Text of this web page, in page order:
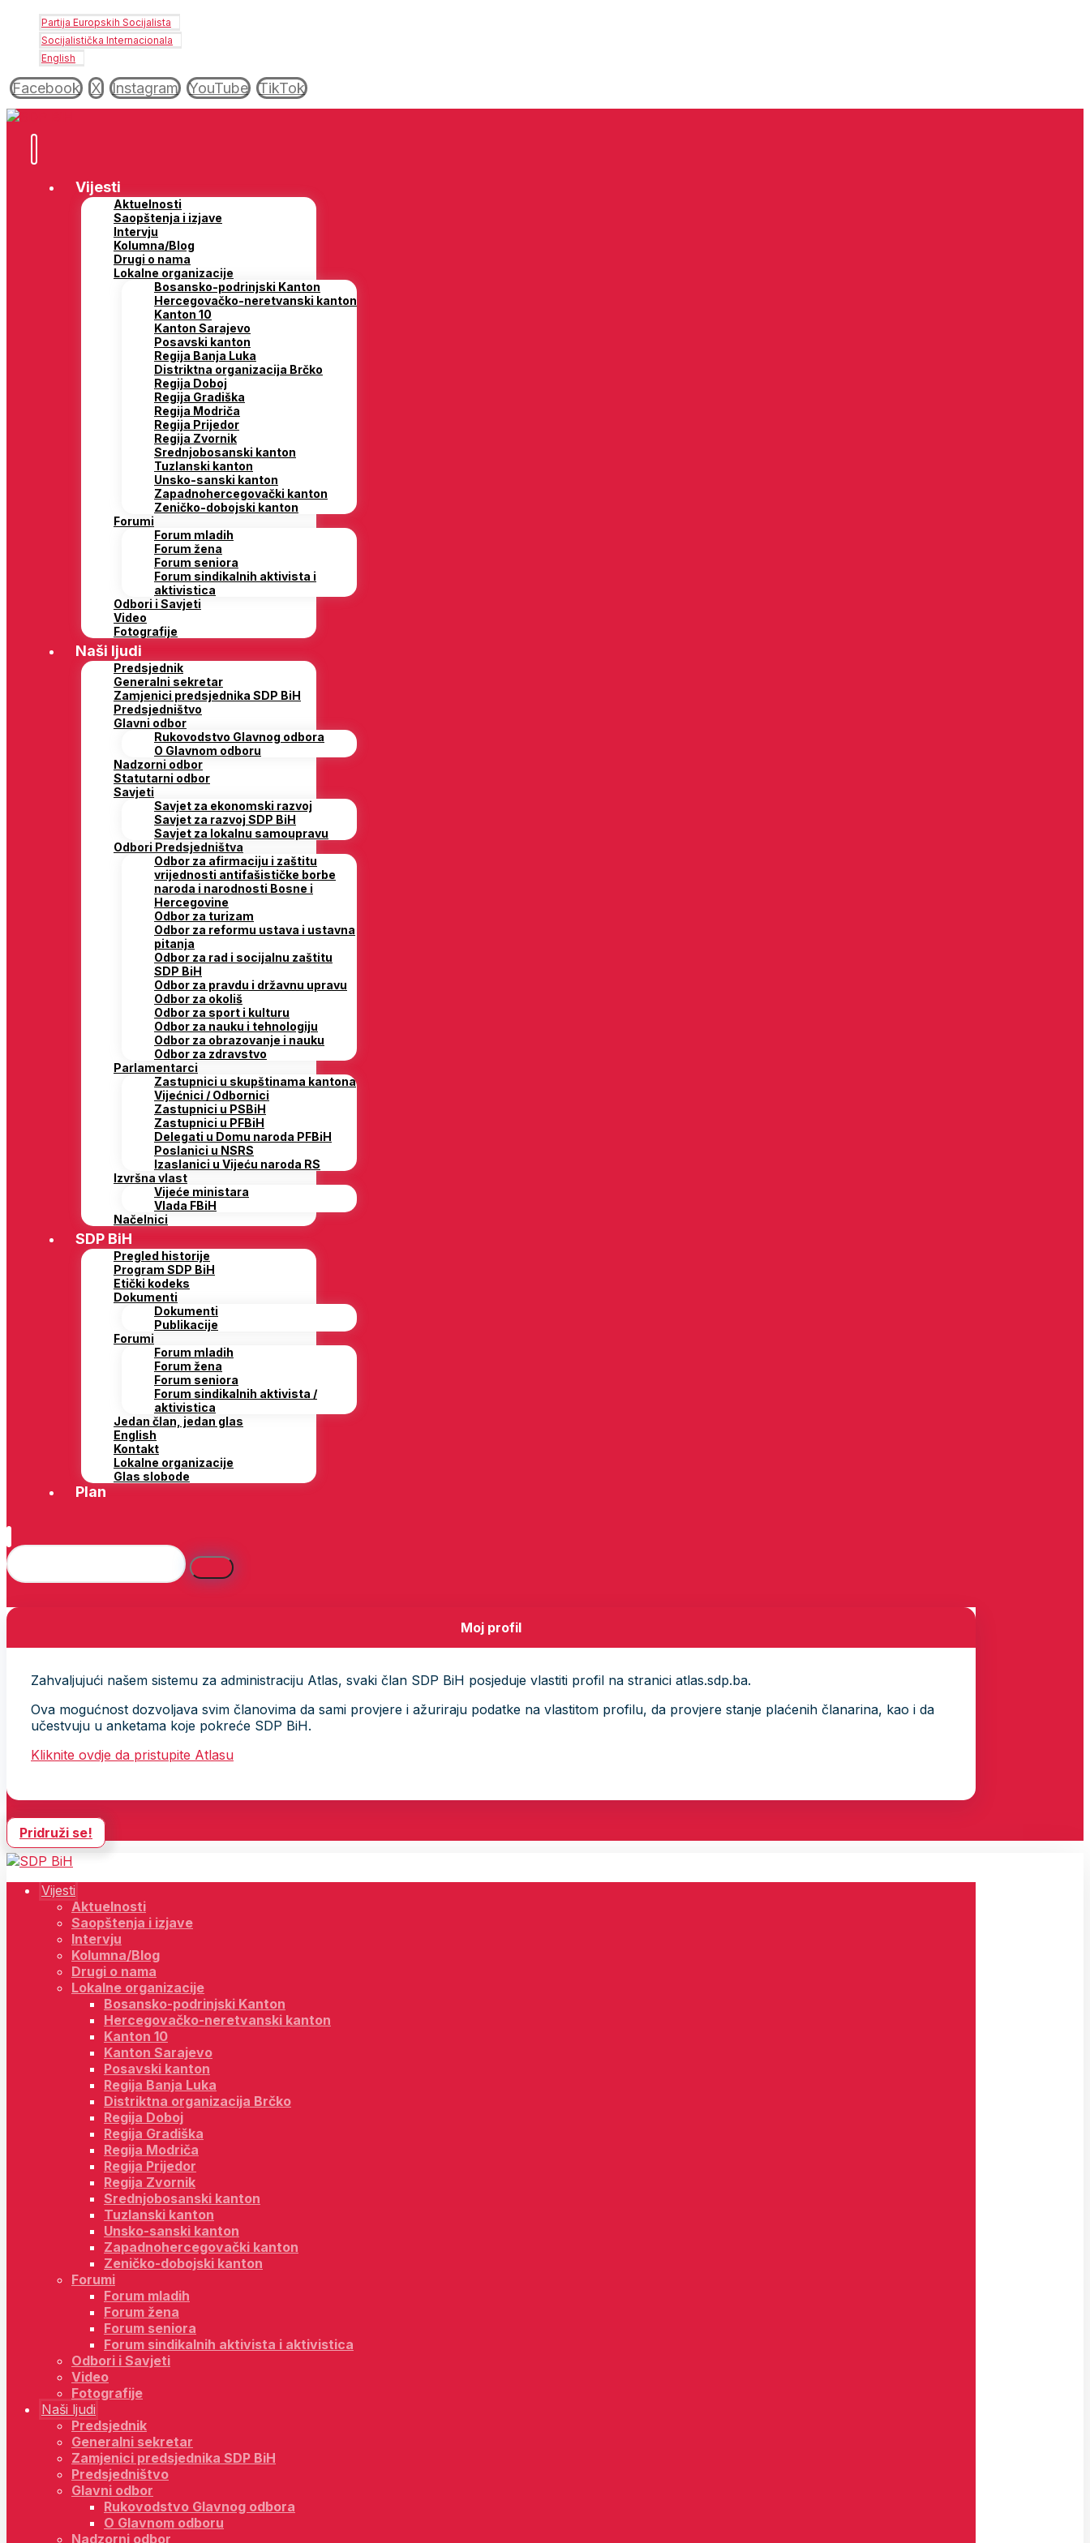
Partija Europskih Socijalista
Socijalistička Internacionala
English
Facebook X Instagram YouTube TikTok
Vijesti
Aktuelnosti
Saopštenja i izjave
Intervju
Kolumna/Blog
Drugi o nama
Lokalne organizacije
Bosansko-podrinjski Kanton
Hercegovačko-neretvanski kanton
Kanton 10
Kanton Sarajevo
Posavski kanton
Regija Banja Luka
Distriktna organizacija Brčko
Regija Doboj
Regija Gradiška
Regija Modriča
Regija Prijedor
Regija Zvornik
Srednjobosanski kanton
Tuzlanski kanton
Unsko-sanski kanton
Zapadnohercegovački kanton
Zeničko-dobojski kanton
Forumi
Forum mladih
Forum žena
Forum seniora
Forum sindikalnih aktivista i
aktivistica
Odbori i Savjeti
Video
Fotografije
Naši ljudi
Predsjednik
Generalni sekretar
Zamjenici predsjednika SDP BiH
Predsjedništvo
Glavni odbor
Rukovodstvo Glavnog odbora
O Glavnom odboru
Nadzorni odbor
Statutarni odbor
Savjeti
Savjet za ekonomski razvoj
Savjet za razvoj SDP BiH
Savjet za lokalnu samoupravu
Odbori Predsjedništva
Odbor za afirmaciju i zaštitu
vrijednosti antifašističke borbe
naroda i narodnosti Bosne i
Hercegovine
Odbor za turizam
Odbor za reformu ustava i ustavna
pitanja
Odbor za rad i socijalnu zaštitu
SDP BiH
Odbor za pravdu i državnu upravu
Odbor za okoliš
Odbor za sport i kulturu
Odbor za nauku i tehnologiju
Odbor za obrazovanje i nauku
Odbor za zdravstvo
Parlamentarci
Zastupnici u skupštinama kantona
Vijećnici / Odbornici
Zastupnici u PSBiH
Zastupnici u PFBiH
Delegati u Domu naroda PFBiH
Poslanici u NSRS
Izaslanici u Vijeću naroda RS
Izvršna vlast
Vijeće ministara
Vlada FBiH
Načelnici
SDP BiH
Pregled historije
Program SDP BiH
Etički kodeks
Dokumenti
Dokumenti
Publikacije
Forumi
Forum mladih
Forum žena
Forum seniora
Forum sindikalnih aktivista /
aktivistica
Jedan član, jedan glas
English
Kontakt
Lokalne organizacije
Glas slobode
Plan
Moj profil
Zahvaljujući našem sistemu za administraciju Atlas, svaki član SDP BiH posjeduje vlastiti profil na stranici atlas.sdp.ba.
Ova mogućnost dozvoljava svim članovima da sami provjere i ažuriraju podatke na vlastitom profilu, da provjere stanje plaćenih članarina, kao i da
učestvuju u anketama koje pokreće SDP BiH.
Kliknite ovdje da pristupite Atlasu
Pridruži se!
Vijesti
Aktuelnosti
Saopštenja i izjave
Intervju
Kolumna/Blog
Drugi o nama
Lokalne organizacije
Bosansko-podrinjski Kanton
Hercegovačko-neretvanski kanton
Kanton 10
Kanton Sarajevo
Posavski kanton
Regija Banja Luka
Distriktna organizacija Brčko
Regija Doboj
Regija Gradiška
Regija Modriča
Regija Prijedor
Regija Zvornik
Srednjobosanski kanton
Tuzlanski kanton
Unsko-sanski kanton
Zapadnohercegovački kanton
Zeničko-dobojski kanton
Forumi
Forum mladih
Forum žena
Forum seniora
Forum sindikalnih aktivista i aktivistica
Odbori i Savjeti
Video
Fotografije
Naši ljudi
Predsjednik
Generalni sekretar
Zamjenici predsjednika SDP BiH
Predsjedništvo
Glavni odbor
Rukovodstvo Glavnog odbora
O Glavnom odboru
Nadzorni odbor